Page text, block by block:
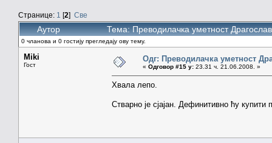
Странице: 1 [2] Све
Аутор Тема: Преводилачка уметност
0 чланова и 0 гостију прегледају ову тему.
Miki
Гост
Одг: Преводилачка уметност
« Одговор #15 у: 23.31 ч. 21.06.2008. »
Хвала лепо.
Стварно је сјајан. Дефинитивно ћу